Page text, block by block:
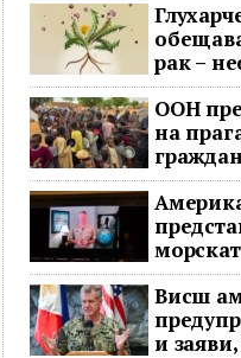
рак –
ООН
на
Пекин
Висш
и